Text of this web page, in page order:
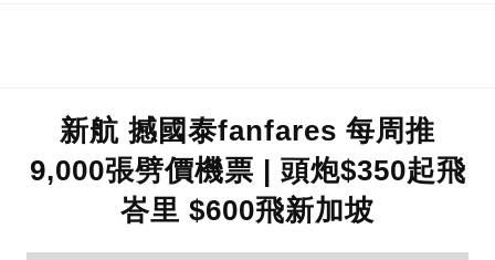
新航 撼國泰fanfares 每周推
9,000張劈價機票 | 頭炮$350起飛
峇里 $600飛新加坡